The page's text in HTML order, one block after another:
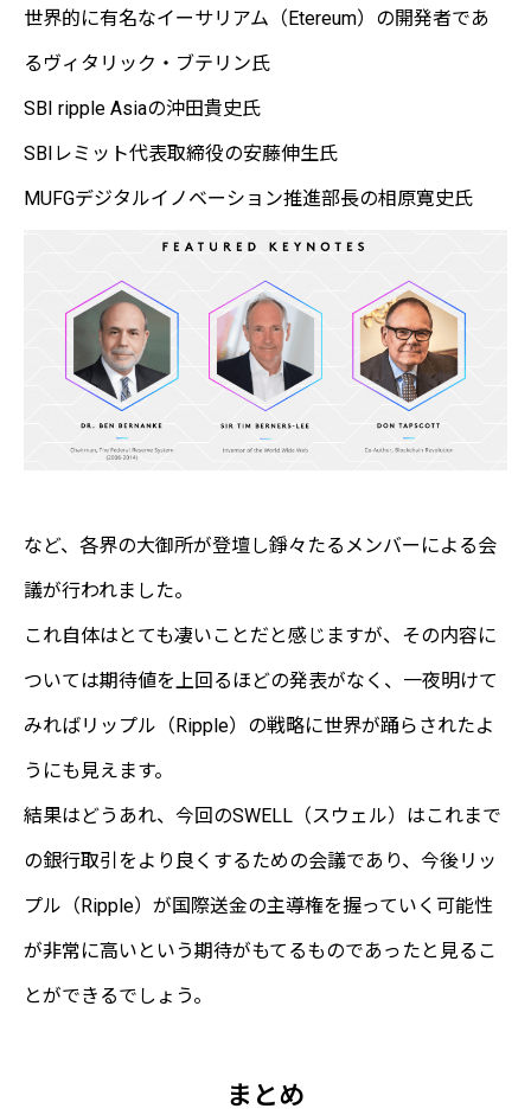
世界的に有名なイーサリアム（Etereum）の開発者であ
るヴィタリック・ブテリン氏
SBI ripple Asiaの沖田貴史氏
SBIレミット代表取締役の安藤伸生氏
MUFGデジタルイノベーション推進部長の相原寛史氏
など、各界の大御所が登壇し錚々たるメンバーによる会
議が行われました。
これ自体はとても凄いことだと感じますが、その内容に
ついては期待値を上回るほどの発表がなく、一夜明けて
みればリップル（Ripple）の戦略に世界が踊らされたよ
うにも見えます。
結果はどうあれ、今回のSWELL（スウェル）はこれまで
の銀行取引をより良くするための会議であり、今後リッ
プル（Ripple）が国際送金の主導権を握っていく可能性
が非常に高いという期待がもてるものであったと見るこ
とができるでしょう。
まとめ